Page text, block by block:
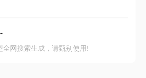
-
全网搜索生成，请甄别使用!